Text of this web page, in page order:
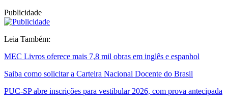
Publicidade
Leia Também:
MEC Livros oferece mais 7,8 mil obras em inglês e espanhol
Saiba como solicitar a Carteira Nacional Docente do Brasil
PUC-SP abre inscrições para vestibular 2026, com prova antecipada